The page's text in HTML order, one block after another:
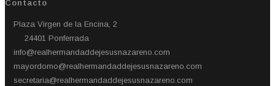
Contacto
Plaza Virgen de la Encina, 2
24401 Ponferrada​
info@realhermandaddejesusnazareno.com
mayordomo@realhermandaddejesusnazareno.com
secretaria@realhermandaddejesusnazareno.com